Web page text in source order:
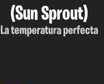
(Sun Sprout)
La temperatura perfecta